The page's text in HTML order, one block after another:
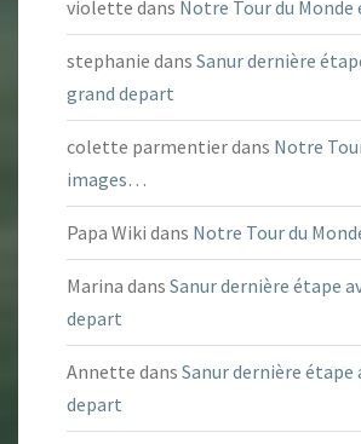
violette dans Notre Tour du
stephanie dans Sanur dernière
grand depart
colette parmentierdans Notre
images…
Papa Wiki dans Notre Tour du
Marina dans Sanur dernière étape
depart
Annette dans Sanur dernière étape
depart